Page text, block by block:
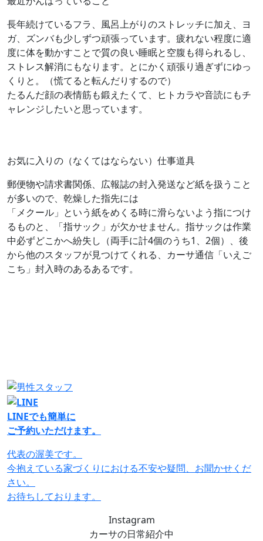
長年続けているフラ、風呂上がりのストレッチに加え、ヨ
ガ、ズンバも少しずつ頑張っています。疲れない程度に適
度に体を動かすことで質の良い睡眠と空腹も得られるし、
ストレス解消にもなります。とにかく頑張り過ぎずにゆっ
くりと。（慌てると転んだりするので）
たるんだ顔の表情筋も鍛えたくて、ヒトカラや音読にもチ
ャレンジしたいと思っています。
お気に入りの（なくてはならない）仕事道具
郵便物や請求書関係、広報誌の封入発送など紙を扱うこと
が多いので、乾燥した指先には
「メクール」という紙をめくる時に滑らないよう指につけ
るものと、「指サック」が欠かせません。指サックは作業
中必ずどこかへ紛失し（両手に計4個のうち1、2個）、後
から他のスタッフが見つけてくれる、カーサ通信「いえご
こち」封入時のあるあるです。
LINEでも簡単に
ご予約いただけます。
代表の渥美です。
今抱えている家づくりにおける不安や疑問、 お聞かせくだ
さい。
お待ちしております。
Instagram
カーサの日常紹介中